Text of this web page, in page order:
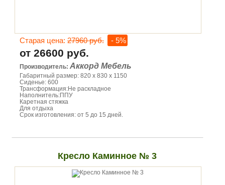
Старая цена: 27960 руб. - 5%
от 26600 руб.
Производитель: Аккорд Мебель
Габаритный размер: 820 х 830 х 1150
Сиденье: 600
Трансформация:Не раскладное
Наполнитель:ППУ
Каретная стяжка
Для отдыха
Срок изготовления: от 5 до 15 дней.
Кресло Каминное № 3